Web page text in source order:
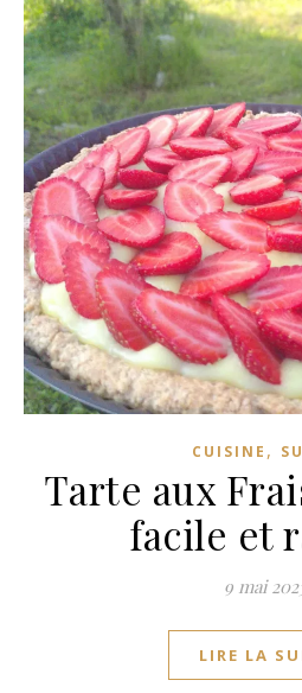
CUISINE ,
Tarte aux
facile et
9 mai
LIRE LA